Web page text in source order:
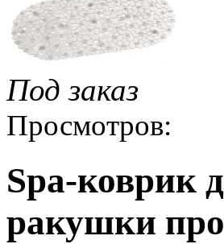
Под заказ
Просмотров:
Spa-коврик
ракушки